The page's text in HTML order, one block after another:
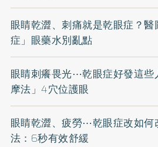
眼睛乾澀、刺痛就是乾眼症？
症」眼藥水別亂點
眼睛刺癢畏光⋯乾眼症好發這些
摩法」4穴位護眼
眼睛乾澀、疲勞⋯乾眼症改如何
法：6秒有效舒緩